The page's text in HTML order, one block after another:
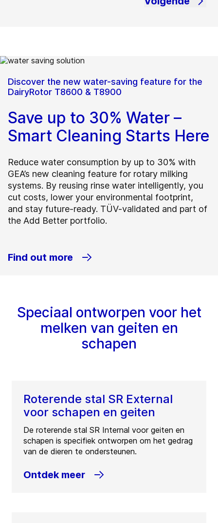
Discover the new water-saving feature for the
DairyRotor T8600 & T8900
Save up to 30% Water –
Smart Cleaning Starts Here
Reduce water consumption by up to 30% with
GEA’s new cleaning feature for rotary milking
systems. By reusing rinse water intelligently, you
cut costs, lower your environmental footprint,
and stay future-ready. TÜV-validated and part of
the Add Better portfolio.
Find out more
Speciaal ontworpen voor het
melken van geiten en
schapen
Roterende stal SR External
voor schapen en geiten
De roterende stal SR Internal voor geiten en
schapen is specifiek ontworpen om het gedrag
van de dieren te ondersteunen.
Ontdek meer